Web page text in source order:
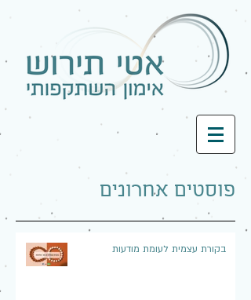
פוסטים אחרונים
בקורת עצמית לעומת מודעות